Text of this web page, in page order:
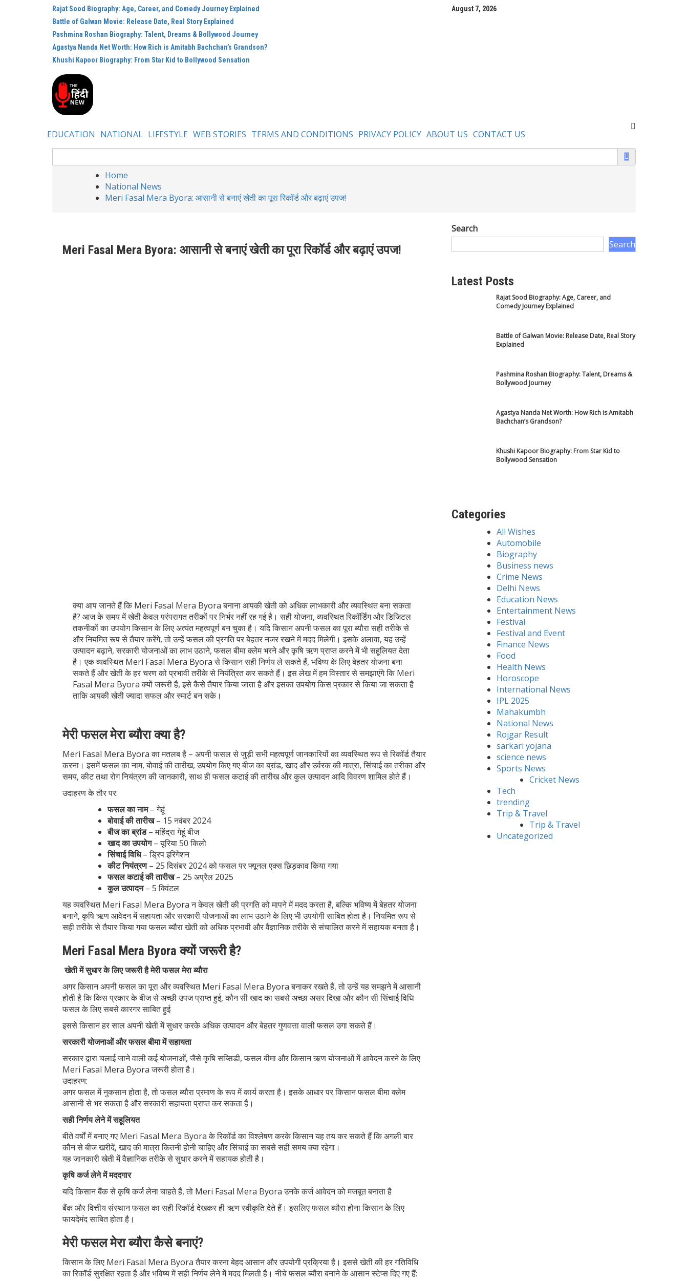
Rajat Sood Biography: Age, Career, and Comedy Journey Explained
Battle of Galwan Movie: Release Date, Real Story Explained
Pashmina Roshan Biography: Talent, Dreams & Bollywood Journey
Agastya Nanda Net Worth: How Rich is Amitabh Bachchan’s Grandson?
Khushi Kapoor Biography: From Star Kid to Bollywood Sensation
August 7, 2026
EDUCATION NATIONAL LIFESTYLE WEB STORIES TERMS AND CONDITIONS PRIVACY POLICY ABOUT US CONTACT US
Home
National News
Meri Fasal Mera Byora: आसानी से बनाएं खेती का पूरा रिकॉर्ड और बढ़ाएं उपज!
Meri Fasal Mera Byora: आसानी से बनाएं खेती का पूरा रिकॉर्ड और बढ़ाएं उपज!
क्या आप जानते हैं कि Meri Fasal Mera Byora बनाना आपकी खेती को अधिक लाभकारी और व्यवस्थित बना सकता
है? आज के समय में खेती केवल परंपरागत तरीकों पर निर्भर नहीं रह गई है। सही योजना, व्यवस्थित रिकॉर्डिंग और डिजिटल
तकनीकों का उपयोग किसान के लिए अत्यंत महत्वपूर्ण बन चुका है। यदि किसान अपनी फसल का पूरा ब्यौरा सही तरीके से
और नियमित रूप से तैयार करेंगे, तो उन्हें फसल की प्रगति पर बेहतर नजर रखने में मदद मिलेगी। इसके अलावा, यह उन्हें
उत्पादन बढ़ाने, सरकारी योजनाओं का लाभ उठाने, फसल बीमा क्लेम भरने और कृषि ऋण प्राप्त करने में भी सहूलियत देता
है। एक व्यवस्थित Meri Fasal Mera Byora से किसान सही निर्णय ले सकते हैं, भविष्य के लिए बेहतर योजना बना
सकते हैं और खेती के हर चरण को प्रभावी तरीके से नियंत्रित कर सकते हैं। इस लेख में हम विस्तार से समझाएंगे कि Meri
Fasal Mera Byora क्यों जरूरी है, इसे कैसे तैयार किया जाता है और इसका उपयोग किस प्रकार से किया जा सकता है
ताकि आपकी खेती ज्यादा सफल और स्मार्ट बन सके।
मेरी फसल मेरा ब्यौरा क्या है?
Meri Fasal Mera Byoraका मतलब है – अपनी फसल से जुड़ी सभी महत्वपूर्ण जानकारियों का व्यवस्थित रूप से रिकॉर्ड तैयार
करना। इसमें फसल का नाम, बोवाई की तारीख, उपयोग किए गए बीज का ब्रांड, खाद और उर्वरक की मात्रा, सिंचाई का तरीका और
समय, कीट तथा रोग नियंत्रण की जानकारी, साथ ही फसल कटाई की तारीख और कुल उत्पादन आदि विवरण शामिल होते हैं।
उदाहरण के तौर पर:
फसल का नाम– गेहूं
बोवाई की तारीख– 15 नवंबर 2024
बीज का ब्रांड– महिंद्रा गेहूं बीज
खाद का उपयोग– यूरिया 50 किलो
सिंचाई विधि– ड्रिप इरिगेशन
कीट नियंत्रण– 25 दिसंबर 2024 को फसल पर फ्यूनल एक्स छिड़काव किया गया
फसल कटाई की तारीख– 25 अप्रैल 2025
कुल उत्पादन– 5 क्विंटल
यह व्यवस्थित Meri Fasal Mera Byora न केवल खेती की प्रगति को मापने में मदद करता है, बल्कि भविष्य में बेहतर योजना
बनाने, कृषि ऋण आवेदन में सहायता और सरकारी योजनाओं का लाभ उठाने के लिए भी उपयोगी साबित होता है। नियमित रूप से
सही तरीके से तैयार किया गया फसल ब्यौरा खेती को अधिक प्रभावी और वैज्ञानिक तरीके से संचालित करने में सहायक बनता है।
Meri Fasal Mera Byora क्यों जरूरी है?
खेती में सुधार के लिए जरूरी है मेरी फसल मेरा ब्यौरा
अगर किसान अपनी फसल का पूरा और व्यवस्थित Meri Fasal Mera Byora बनाकर रखते हैं, तो उन्हें यह समझने में आसानी
होती है कि किस प्रकार के बीज से अच्छी उपज प्राप्त हुई, कौन सी खाद का सबसे अच्छा असर दिखा और कौन सी सिंचाई विधि
फसल के लिए सबसे कारगर साबित हुई
इससे किसान हर साल अपनी खेती में सुधार करके अधिक उत्पादन और बेहतर गुणवत्ता वाली फसल उगा सकते हैं।
सरकारी योजनाओं और फसल बीमा में सहायता
सरकार द्वारा चलाई जाने वाली कई योजनाओं, जैसे कृषि सब्सिडी, फसल बीमा और किसान ऋण योजनाओं में आवेदन करने के लिए
Meri Fasal Mera Byora जरूरी होता है।
उदाहरण:
अगर फसल में नुकसान होता है, तो फसल ब्यौरा प्रमाण के रूप में कार्य करता है। इसके आधार पर किसान फसल बीमा क्लेम
आसानी से भर सकता है और सरकारी सहायता प्राप्त कर सकता है।
सही निर्णय लेने में सहूलियत
बीते वर्षों में बनाए गए Meri Fasal Mera Byora के रिकॉर्ड का विश्लेषण करके किसान यह तय कर सकते हैं कि अगली बार
कौन से बीज खरीदें, खाद की मात्रा कितनी होनी चाहिए और सिंचाई का सबसे सही समय क्या रहेगा।
यह जानकारी खेती में वैज्ञानिक तरीके से सुधार करने में सहायक होती है।
कृषि कर्ज लेने में मददगार
यदि किसान बैंक से कृषि कर्ज लेना चाहते हैं, तो Meri Fasal Mera Byora उनके कर्ज आवेदन को मजबूत बनाता है
बैंक और वित्तीय संस्थान फसल का सही रिकॉर्ड देखकर ही ऋण स्वीकृति देते हैं। इसलिए फसल ब्यौरा होना किसान के लिए
फायदेमंद साबित होता है।
मेरी फसल मेरा ब्यौरा कैसे बनाएं?
किसान के लिए Meri Fasal Mera Byora तैयार करना बेहद आसान और उपयोगी प्रक्रिया है। इससे खेती की हर गतिविधि
का रिकॉर्ड सुरक्षित रहता है और भविष्य में सही निर्णय लेने में मदद मिलती है। नीचे फसल ब्यौरा बनाने के आसान स्टेप्स दिए गए हैं:
Search
Search
Latest Posts
Rajat Sood Biography: Age, Career, and
Comedy Journey Explained
Battle of Galwan Movie: Release Date, Real Story
Explained
Pashmina Roshan Biography: Talent, Dreams &
Bollywood Journey
Agastya Nanda Net Worth: How Rich is Amitabh
Bachchan’s Grandson?
Khushi Kapoor Biography: From Star Kid to
Bollywood Sensation
Categories
All Wishes
Automobile
Biography
Business news
Crime News
Delhi News
Education News
Entertainment News
Festival
Festival and Event
Finance News
Food
Health News
Horoscope
International News
IPL 2025
Mahakumbh
National News
Rojgar Result
sarkari yojana
science news
Sports News
Cricket News
Tech
trending
Trip & Travel
Trip & Travel
Uncategorized